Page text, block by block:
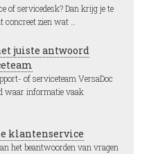
of servicedesk? Dan krijg je te
zien wat …
juiste antwoord
of serviceteam VersaDoc
waar informatie vaak
klantenservice
het beantwoorden van vragen